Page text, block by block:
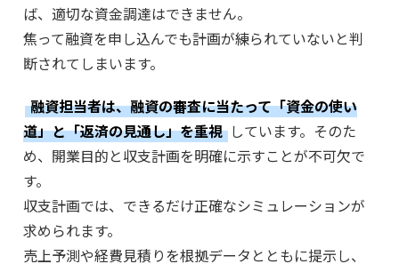
ば、適切な資金調達はできません。
焦って融資を申し込んでも計画が練られていないと判
断されてしまいます。
融資担当者は、融資の審査に当たって「資金の使い
道」と「返済の見通し」を重視 しています。そのた
め、開業目的と収支計画を明確に示すことが不可欠で
す。
収支計画では、できるだけ正確なシミュレーションが
求められます。
売上予測や経費見積りを根拠データとともに提示し、